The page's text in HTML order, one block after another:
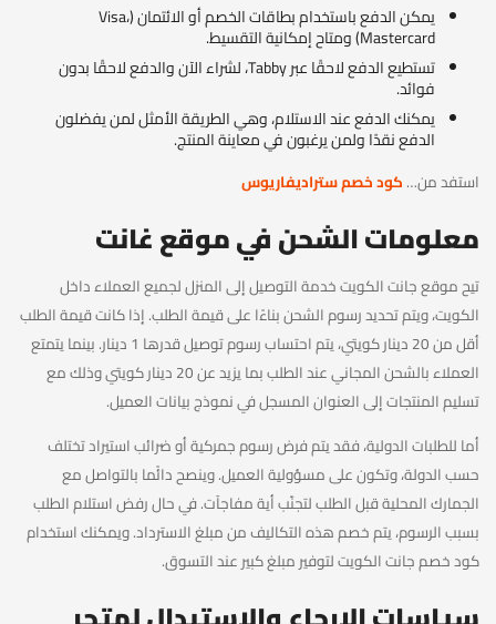
يمكن الدفع باستخدام بطاقات الخصم أو الائتمان (Visa،
Mastercard) ومتاح إمكانية التقسيط.
تستطيع الدفع لاحقًا عبر Tabby، لشراء الآن والدفع لاحقًا بدون
فوائد.
يمكنك الدفع عند الاستلام، وهي الطريقة الأمثل لمن يفضلون
الدفع نقدًا ولمن يرغبون في معاينة المنتج.
استفد من…كود خصم ستراديفاريوس
معلومات الشحن في موقع غانت
تيح موقع جانت الكويت خدمة التوصيل إلى المنزل لجميع العملاء داخل
الكويت، ويتم تحديد رسوم الشحن بناءًا على قيمة الطلب. إذا كانت قيمة الطلب
أقل من 20 دينار كويتي، يتم احتساب رسوم توصيل قدرها 1 دينار. بينما يتمتع
العملاء بالشحن المجاني عند الطلب بما يزيد عن 20 دينار كويتي وذلك مع
تسليم المنتجات إلى العنوان المسجل في نموذج بيانات العميل.
أما للطلبات الدولية، فقد يتم فرض رسوم جمركية أو ضرائب استيراد تختلف
حسب الدولة، وتكون على مسؤولية العميل. وينصح دائًما بالتواصل مع
الجمارك المحلية قبل الطلب لتجنّب أية مفاجآت. في حال رفض استلام الطلب
بسبب الرسوم، يتم خصم هذه التكاليف من مبلغ الاسترداد. ويمكنك استخدام
كود خصم جانت الكويت لتوفير مبلغ كبير عند التسوق.